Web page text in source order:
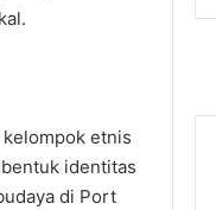
etnis
identitas
di Port